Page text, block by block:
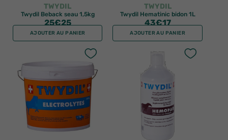
TWYDIL
Twydil Beback seau 1,5kg
25€25
AJOUTER AU PANIER
TWYDIL
Twydil Hematinic bidon 1L
43€17
AJOUTER AU PANIER